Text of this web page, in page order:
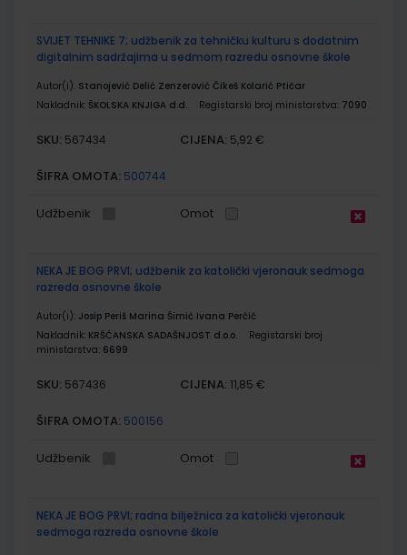
SVIJET TEHNIKE 7; udžbenik za tehničku kulturu s dodatnim
digitalnim sadržajima u sedmom razredu osnovne škole
Autor(i): Stanojević Delić Zenzerović Čikeš Kolarić Ptičar
Nakladnik: ŠKOLSKA KNJIGA d.d. Registarski broj ministarstva: 7090
SKU: 567434 CIJENA: 5,92 €
ŠIFRA OMOTA: 500744
Udžbenik Omot
NEKA JE BOG PRVI; udžbenik za katolički vjeronauk sedmoga
razreda osnovne škole
Autor(i): Josip Periš Marina Šimić Ivana Perčić
Nakladnik: KRŠĆANSKA SADAŠNJOST d.o.o.
Registarski broj
ministarstva: 6699
SKU: 567436 CIJENA: 11,85 €
ŠIFRA OMOTA: 500156
Udžbenik Omot
NEKA JE BOG PRVI; radna bilježnica za katolički vjeronauk
sedmoga razreda osnovne škole